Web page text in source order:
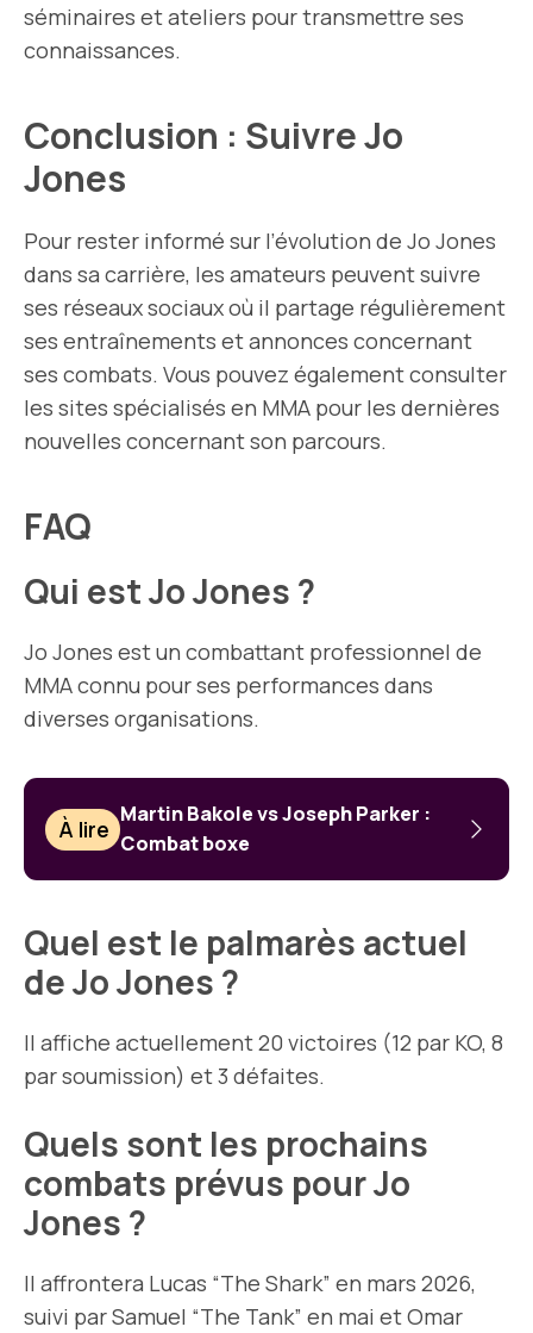
séminaires et ateliers pour transmettre ses
connaissances.
Conclusion : Suivre Jo
Jones
Pour rester informé sur l’évolution de Jo Jones
dans sa carrière, les amateurs peuvent suivre
ses réseaux sociaux où il partage régulièrement
ses entraînements et annonces concernant
ses combats. Vous pouvez également consulter
les sites spécialisés en MMA pour les dernières
nouvelles concernant son parcours.
FAQ
Qui est Jo Jones ?
Jo Jones est un combattant professionnel de
MMA connu pour ses performances dans
diverses organisations.
À lire
Martin Bakole vs Joseph Parker :
Combat boxe
Quel est le palmarès actuel
de Jo Jones ?
Il affiche actuellement 20 victoires (12 par KO, 8
par soumission) et 3 défaites.
Quels sont les prochains
combats prévus pour Jo
Jones ?
Il affrontera Lucas “The Shark” en mars 2026,
suivi par Samuel “The Tank” en mai et Omar